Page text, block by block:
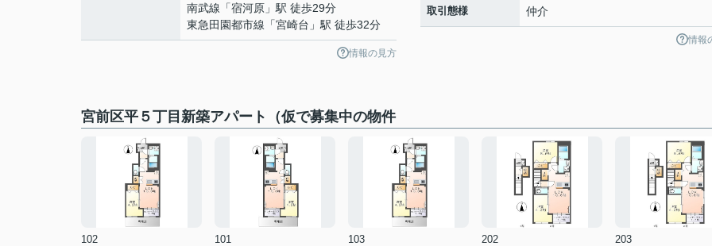
南武線 「宿河原 」駅 徒歩29分
東急田園都市線 「宮崎台 」駅 徒歩32分
情報の見方
取引態様 仲介
情報
宮前区平５丁目新築アパート（仮で募集中の物件
102
101
103
202
203